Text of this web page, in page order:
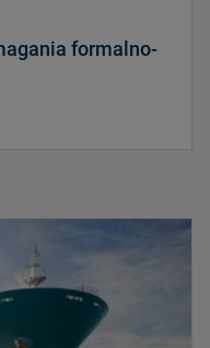
formalno-